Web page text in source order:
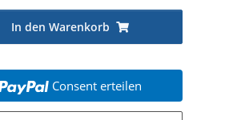
In den Warenkorb
Consent erteilen